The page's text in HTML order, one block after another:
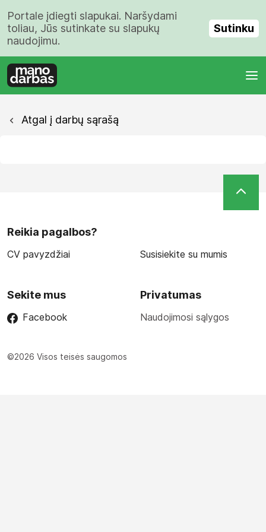
Portale įdiegti slapukai. Naršydami
toliau, Jūs sutinkate su slapukų
naudojimu.
Sutinku
Atgal į darbų sąrašą
Reikia pagalbos?
CV pavyzdžiai Susisiekite su mumis
Sekite mus
Facebook
Privatumas
Naudojimosi sąlygos
©2026 Visos teisės saugomos